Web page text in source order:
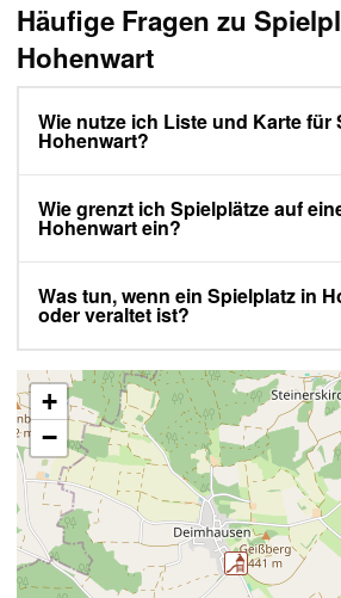
Häufige Fragen zu
Hohenwart
Wie nutze ich Liste und Karte für
Hohenwart?
Wie grenzt ich Spielplätze auf
Hohenwart ein?
Was tun, wenn ein Spielplatz in
oder veraltet ist?
+
−